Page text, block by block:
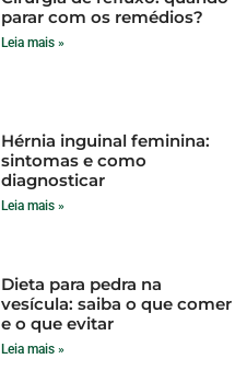
parar com os remédios?
Leia mais »
Hérnia inguinal feminina:
sintomas e como
diagnosticar
Leia mais »
Dieta para pedra na
vesícula: saiba o que comer
e o que evitar
Leia mais »